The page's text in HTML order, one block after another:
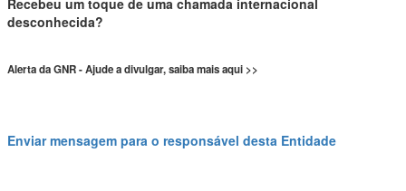
desconhecida?
Alerta da GNR - Ajude a divulgar, saiba mais aqui >>
Enviar mensagem para o responsável desta Entidade